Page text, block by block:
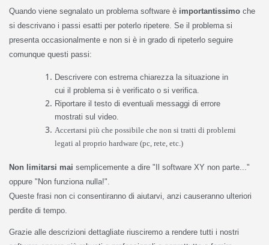
Quando viene segnalato un problema software è importantissimo che
si descrivano i passi esatti per poterlo ripetere. Se il problema si
presenta occasionalmente e non si è in grado di ripeterlo seguire
comunque questi passi:
Descrivere con estrema chiarezza la situazione in
cui il problema si è verificato o si verifica.
Riportare il testo di eventuali messaggi di errore
mostrati sul video.
Accertarsi più che possibile che non si tratti di problemi
legati al proprio hardware (pc, rete, etc.)
Non limitarsi mai semplicemente a dire "Il software XY non parte..."
oppure "Non funziona nulla!".
Queste frasi non ci consentiranno di aiutarvi, anzi causeranno ulteriori
perdite di tempo.
Grazie alle descrizioni dettagliate riusciremo a rendere tutti i nostri